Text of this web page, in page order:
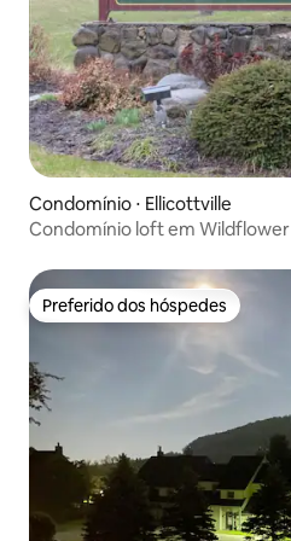
Condomínio ⋅ Ellicottville
Condomínio loft em Wildflower
Preferido dos hóspedes
Preferido dos hóspedes